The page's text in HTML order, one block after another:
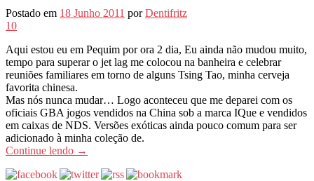
Postado em 18 Junho 2011 porDentifritz
10
Aqui estou eu em Pequim por ora 2 dia, Eu ainda não mudou muito,
tempo para superar o jet lag me colocou na banheira e celebrar
reuniões familiares em torno de alguns Tsing Tao, minha cerveja
favorita chinesa.
Mas nós nunca mudar… Logo aconteceu que me deparei com os
oficiais GBA jogos vendidos na China sob a marca IQue e vendidos
em caixas de NDS. Versões exóticas ainda pouco comum para ser
adicionado à minha coleção de.
Continue lendo →